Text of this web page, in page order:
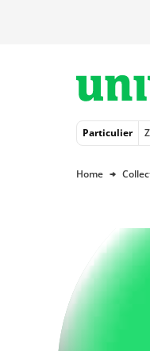
Particulier
Home